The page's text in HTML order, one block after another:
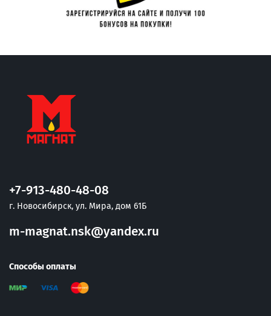
+7-913-480-48-08
г. Новосибирск, ул. Мира, дом 61Б
m-magnat.nsk@yandex.ru
Способы оплаты